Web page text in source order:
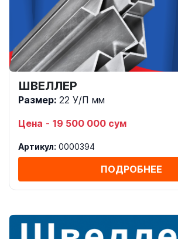
ШВЕЛЛЕР
Размер: 22 У/П мм
Цена - 19 500 000 сум
Артикул: 0000394
ПОДРОБНЕЕ